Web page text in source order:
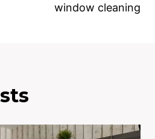
window cleaning